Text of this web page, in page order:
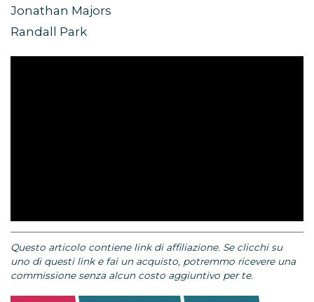
Jonathan Majors
Randall Park
Questo articolo contiene link di affiliazione. Se clicchi su
uno di questi link e fai un acquisto, potremmo ricevere una
commissione senza alcun costo aggiuntivo per te.